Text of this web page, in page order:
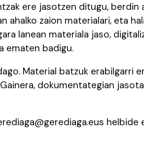
ere jasotzen ditugu, berdin
ahalko zaion materialari, eta
lanean materiala jaso,
ematen badigu.
Material batzuk erabilgarri
dokumentategian